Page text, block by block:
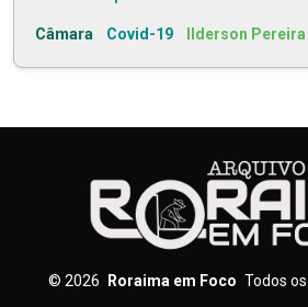
Câmara Covid-19 Ilderson Pereira
© 2026 Roraima em Foco Todos